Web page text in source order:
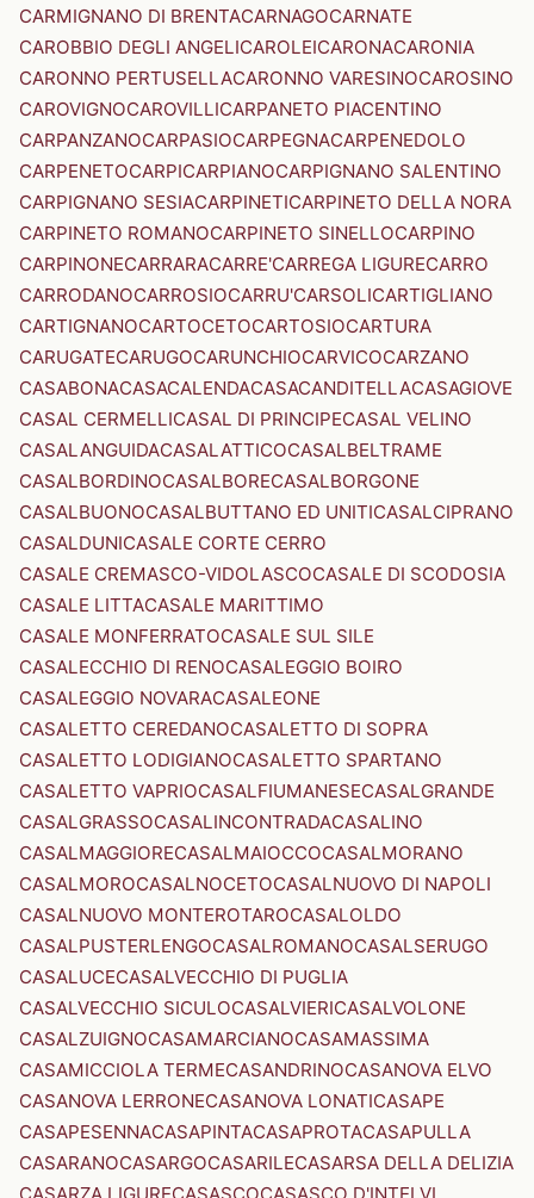
CARMIGNANO DI BRENTACARNAGOCARNATE
CAROBBIO DEGLI ANGELICAROLEICARONACARONIA
CARONNO PERTUSELLACARONNO VARESINOCAROSINO
CAROVIGNOCAROVILLICARPANETO PIACENTINO
CARPANZANOCARPASIOCARPEGNACARPENEDOLO
CARPENETOCARPICARPIANOCARPIGNANO SALENTINO
CARPIGNANO SESIACARPINETICARPINETO DELLA NORA
CARPINETO ROMANOCARPINETO SINELLOCARPINO
CARPINONECARRARACARRE'CARREGA LIGURECARRO
CARRODANOCARROSIOCARRU'CARSOLICARTIGLIANO
CARTIGNANOCARTOCETOCARTOSIOCARTURA
CARUGATECARUGOCARUNCHIOCARVICOCARZANO
CASABONACASACALENDACASACANDITELLACASAGIOVE
CASAL CERMELLICASAL DI PRINCIPECASAL VELINO
CASALANGUIDACASALATTICOCASALBELTRAME
CASALBORDINOCASALBORECASALBORGONE
CASALBUONOCASALBUTTANO ED UNITICASALCIPRANO
CASALDUNICASALE CORTE CERRO
CASALE CREMASCO-VIDOLASCOCASALE DI SCODOSIA
CASALE LITTACASALE MARITTIMO
CASALE MONFERRATOCASALE SUL SILE
CASALECCHIO DI RENOCASALEGGIO BOIRO
CASALEGGIO NOVARACASALEONE
CASALETTO CEREDANOCASALETTO DI SOPRA
CASALETTO LODIGIANOCASALETTO SPARTANO
CASALETTO VAPRIOCASALFIUMANESECASALGRANDE
CASALGRASSOCASALINCONTRADACASALINO
CASALMAGGIORECASALMAIOCCOCASALMORANO
CASALMOROCASALNOCETOCASALNUOVO DI NAPOLI
CASALNUOVO MONTEROTAROCASALOLDO
CASALPUSTERLENGOCASALROMANOCASALSERUGO
CASALUCECASALVECCHIO DI PUGLIA
CASALVECCHIO SICULOCASALVIERICASALVOLONE
CASALZUIGNOCASAMARCIANOCASAMASSIMA
CASAMICCIOLA TERMECASANDRINOCASANOVA ELVO
CASANOVA LERRONECASANOVA LONATICASAPE
CASAPESENNACASAPINTACASAPROTACASAPULLA
CASARANOCASARGOCASARILECASARSA DELLA DELIZIA